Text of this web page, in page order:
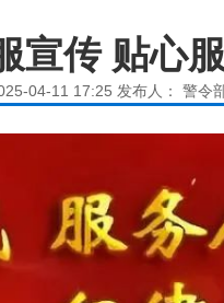
宣传 贴心
04-11 17:25 发布人： 警令